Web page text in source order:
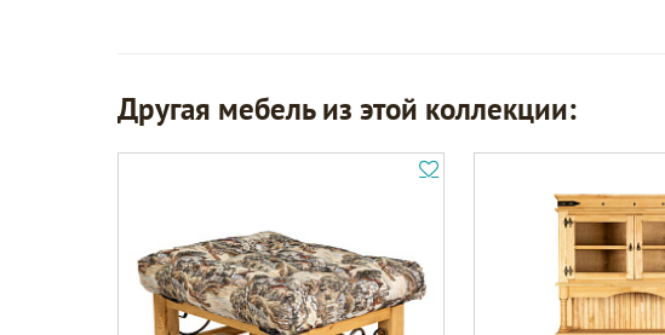
Другая мебель из этой коллекции: